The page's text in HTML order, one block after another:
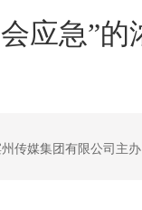
应急”的
传媒集团有限公司主